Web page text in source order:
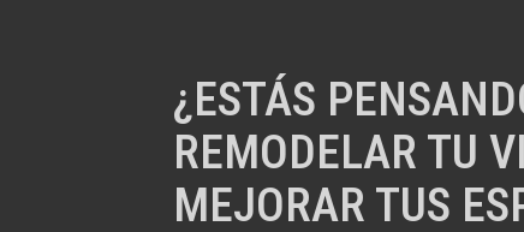
¿ESTÁS
REMODELAR TU
MEJORAR TUS